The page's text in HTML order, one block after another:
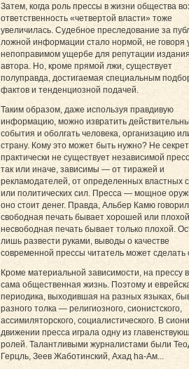
Затем, когда роль прессы в жизни общества
ответственность «четвертой власти» тоже
увеличилась. Судебное преследование за
ложной информации стало нормой, не говоря
непоправимом ущербе для репутации
автора. Но, кроме прямой лжи, существует
полуправда, достигаемая специальным
фактов и тенденциозной подачей.
Таким образом, даже используя правдивую
информацию, можно извратить
события и оболгать человека, организацию
страну. Кому это может быть нужно? Не
практически не существует независимой
так или иначе, зависимы — от тиражей и
рекламодателей, от определенных властных
или политических сил. Пресса — мощное
оно стоит денег. Правда, Альбер Камю
свободная печать бывает хорошей или
несвободная печать бывает только плохой.
лишь развести руками, выводы о качестве
современной прессы читатель может сделать
Кроме материальной зависимости, на прессу
сама общественная жизнь. Поэтому и
периодика, выходившая на разных языках,
разного толка — религиозного, сионистского,
ассимиляторского, социалистического. В
движении пресса играла одну из
ролей. Талантливыми журналистами были
Герцль, Зеев Жаботинский, Ахад hа-Ам...